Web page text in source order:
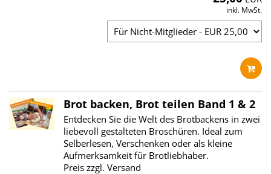
inkl. MwSt.
Brot backen, Brot teilen Band 1 & 2
Entdecken Sie die Welt des Brotbackens in zwei
liebevoll gestalteten Broschüren. Ideal zum
Selberlesen, Verschenken oder als kleine
Aufmerksamkeit für Brotliebhaber.
Preis zzgl. Versand